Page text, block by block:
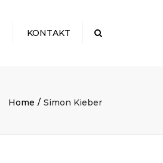
KONTAKT
Home Simon Kieber